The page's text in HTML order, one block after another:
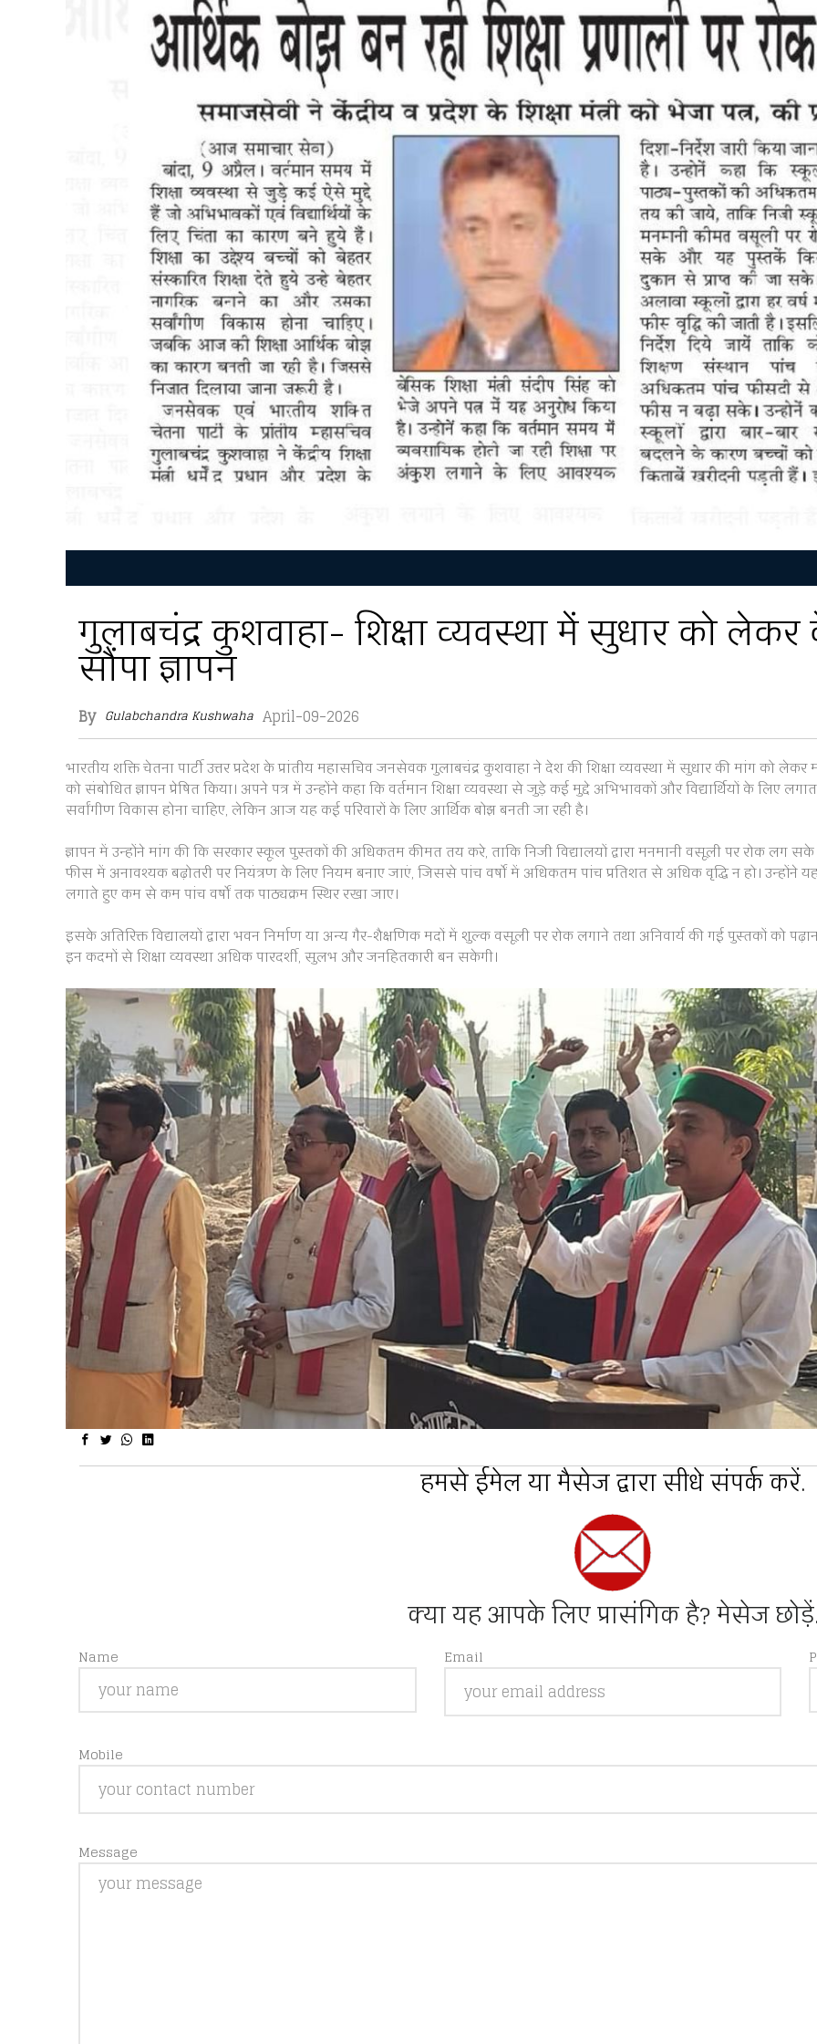
गुलाबचंद्र कुशवाहा- शिक्षा व्यवस्था में सुधार को लेकर
सौंपा ज्ञापन
By Gulabchandra Kushwaha April-09-2026
भारतीय शक्ति चेतना पार्टी उत्तर प्रदेश के प्रांतीय महासचिव जनसेवक गुलाबचंद्र कुशवाहा ने देश की शिक्षा व्यवस्था में सुधार की मांग को लेकर
को संबोधित ज्ञापन प्रेषित किया। अपने पत्र में उन्होंने कहा कि वर्तमान शिक्षा व्यवस्था से जुड़े कई मुद्दे अभिभावकों और विद्यार्थियों के लिए
सर्वांगीण विकास होना चाहिए, लेकिन आज यह कई परिवारों के लिए आर्थिक बोझ बनती जा रही है।
ज्ञापन में उन्होंने मांग की कि सरकार स्कूल पुस्तकों की अधिकतम कीमत तय करे, ताकि निजी विद्यालयों द्वारा मनमानी वसूली पर रोक लग
फीस में अनावश्यक बढ़ोतरी पर नियंत्रण के लिए नियम बनाए जाएं, जिससे पांच वर्षों में अधिकतम पांच प्रतिशत से अधिक वृद्धि न हो। उन्होंने
लगाते हुए कम से कम पांच वर्षों तक पाठ्यक्रम स्थिर रखा जाए।
इसके अतिरिक्त विद्यालयों द्वारा भवन निर्माण या अन्य गैर-शैक्षणिक मदों में शुल्क वसूली पर रोक लगाने तथा अनिवार्य की गई पुस्तकों को
इन कदमों से शिक्षा व्यवस्था अधिक पारदर्शी, सुलभ और जनहितकारी बन सकेगी।
हमसे ईमेल या मैसेज द्वारा सीधे संपर्क करें.
क्या यह आपके लिए प्रासंगिक है? मेसेज
Name Email
Mobile
Message